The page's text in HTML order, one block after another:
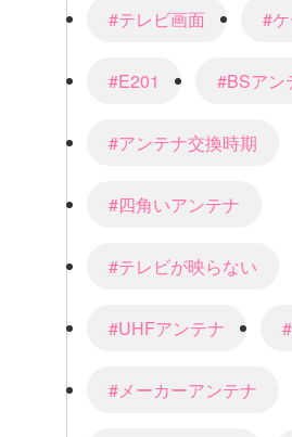
#テレビ画面 #
#E201 #BSアン
#アンテナ交換時期
#四角いアンテナ
#テレビが映らない
#UHFアンテナ
#メーカーアンテナ